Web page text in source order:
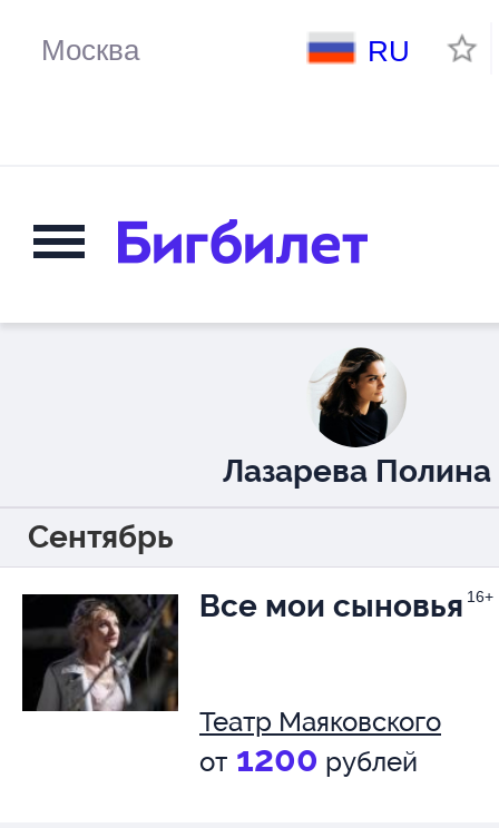
RU
Лазарева Полина
Сентябрь
Все мои сыновья 16+
Театр Маяковского
от 1200 рублей